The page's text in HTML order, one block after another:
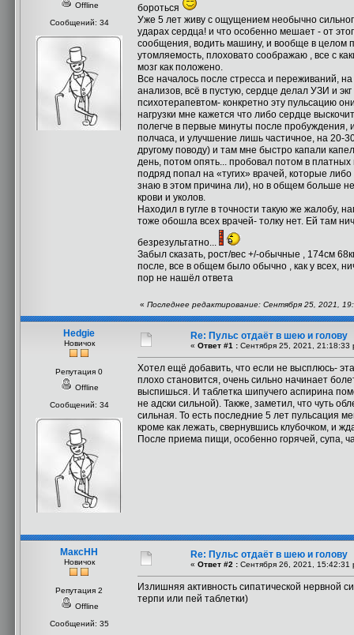
Offline
Сообщений: 34
бороться
Уже 5 лет живу с ощущением необычно
ударах сердца! и что особенно мешает - от
сообщения, водить машину, и вообще в целом
утомляемость, плоховато соображаю , все с
мозг как положено.
Все началось после стресса и переживаний,
анализов, всё в пустую, сердце делал УЗИ и
психотерапевтом- конкретно эту пульсацию
нагрузки мне кажется что либо сердце
полегче в первые минуты после пробуждения,
полчаса, и улучшение лишь частичное, на 20-
другому поводу) и там мне быстро капали
день, потом опять... пробовал потом в платных
подряд попал на «тугих» врачей, которые
знаю в этом причина ли), но в общем больше
крови и уколов.
Находил в гугле в точности такую же жалобу,
тоже обошла всех врачей- толку нет. Ей там
безрезультатно...
Забыл сказать, рост/вес +/-обычные , 174см
после, все в общем было обычно , как у всех,
пор не нашёл ответа
« Последнее редактирование: Сентября 25, 2021,
Hedgie
Новичок
Репутация 0
Offline
Сообщений: 34
Re: Пульс отдаёт в шею и голову
« Ответ #1 : Сентября 25, 2021, 21:18:33
Хотел ещё добавить, что если не высплюсь-
плохо становится, очень сильно начинает
выспишься. И таблетка шипучего аспирина
не адски сильной). Также, заметил, что чуть
сильная. То есть последние 5 лет пульсация
кроме как лежать, свернувшись клубочком, и
После приема пищи, особенно горячей, супа,
МаксНН
Новичок
Репутация 2
Offline
Сообщений: 35
Re: Пульс отдаёт в шею и голову
« Ответ #2 : Сентября 26, 2021, 15:42:31
Излишняя активность сипатической нервной
терпи или пей таблетки)